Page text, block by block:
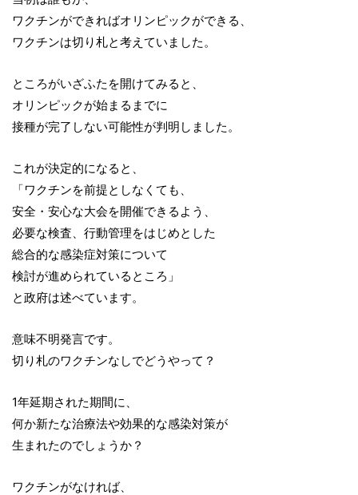
ワクチンができればオリンピックができる、
ワクチンは切り札と考えていました。
ところがいざふたを開けてみると、
オリンピックが始まるまでに
接種が完了しない可能性が判明しました。
これが決定的になると、
「ワクチンを前提としなくても、
安全・安心な大会を開催できるよう、
必要な検査、行動管理をはじめとした
総合的な感染症対策について
検討が進められているところ」
と政府は述べています。
意味不明発言です。
切り札のワクチンなしでどうやって？
1年延期された期間に、
何か新たな治療法や効果的な感染対策が
生まれたのでしょうか？
ワクチンがなければ、